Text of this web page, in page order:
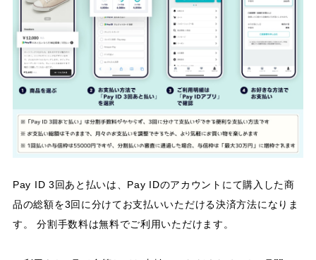
Pay ID 3回あと払いは、Pay IDのアカウントにて購入した商
品の総額を3回に分けてお支払いいただける決済方法になりま
す。 分割手数料は無料でご利用いただけます。